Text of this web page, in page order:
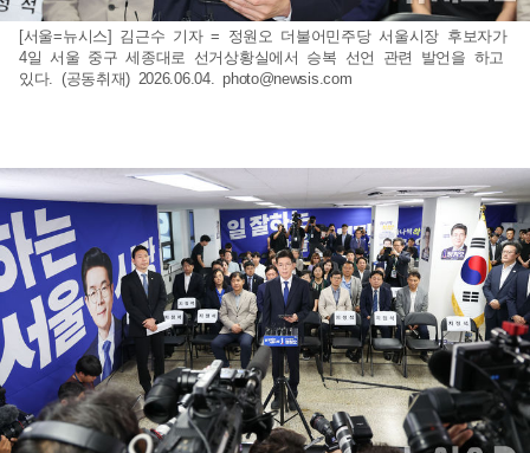
[서울=뉴시스] 김근수 기자 = 정원오 더불어민주당 서울시장 후보자가
4일 서울 중구 세종대로 선거상황실에서 승복 선언 관련 발언을 하고
있다. (공동취재) 2026.06.04.photo@newsis.com